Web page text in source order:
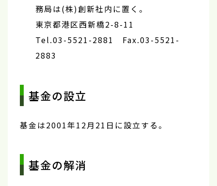
務局は(株)創新社内に置く。
東京都港区西新橋2-8-11
Tel.03-5521-2881 Fax.03-5521-
2883
基金の設立
基金は2001年12月21日に設立する。
基金の解消